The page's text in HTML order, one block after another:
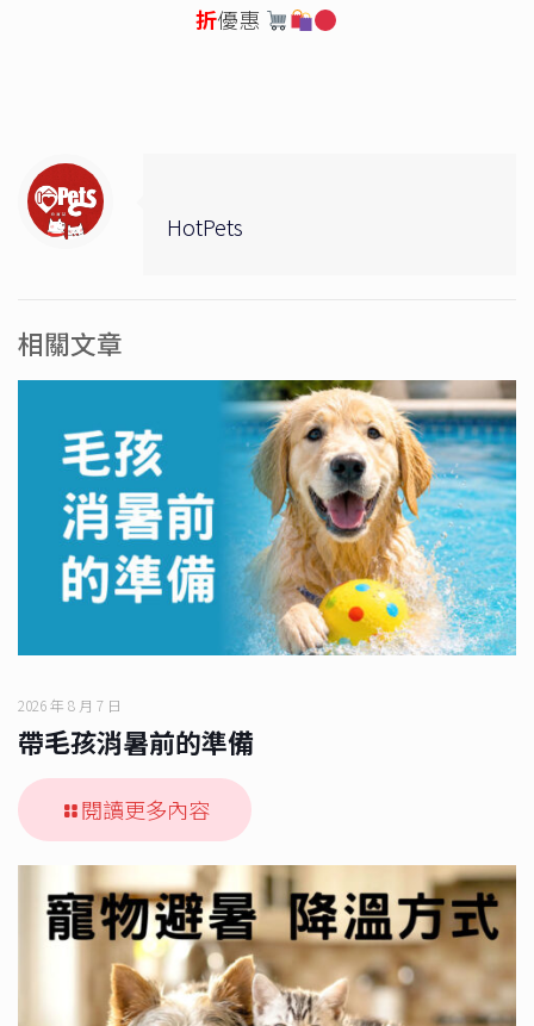
折優惠
HotPets
相關文章
2026 年 8 月 7 日
帶毛孩消暑前的準備
閱讀更多內容